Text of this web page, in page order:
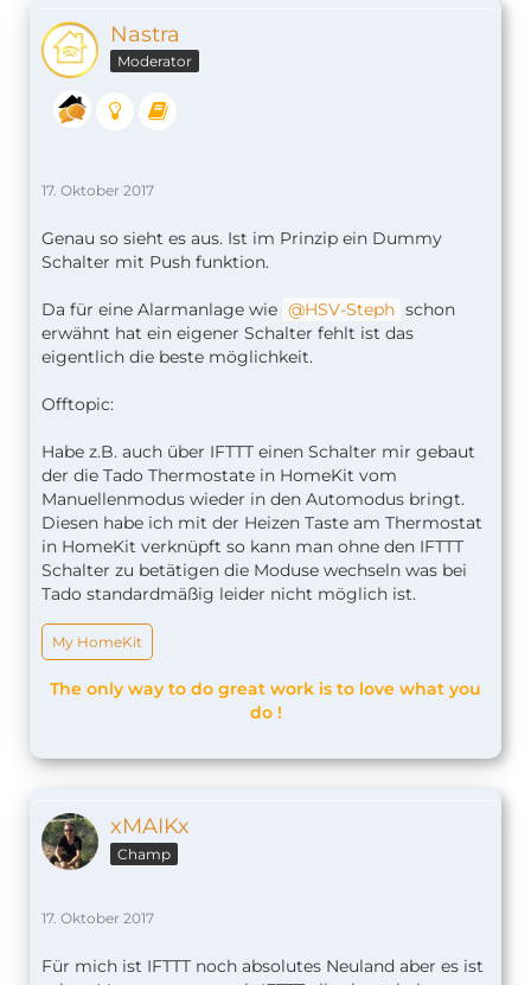
Nastra
Moderator
17. Oktober 2017
Genau so sieht es aus. Ist im Prinzip ein Dummy
Schalter mit Push funktion.
Da für eine Alarmanlage wie HSV-Steph schon
erwähnt hat ein eigener Schalter fehlt ist das
eigentlich die beste möglichkeit.
Offtopic:
Habe z.B. auch über IFTTT einen Schalter mir gebaut
der die Tado Thermostate in HomeKit vom
Manuellenmodus wieder in den Automodus bringt.
Diesen habe ich mit der Heizen Taste am Thermostat
in HomeKit verknüpft so kann man ohne den IFTTT
Schalter zu betätigen die Moduse wechseln was bei
Tado standardmäßig leider nicht möglich ist.
My HomeKit
The only way to do great work is to love what you
do !
xMAIKx
Champ
17. Oktober 2017
Für mich ist IFTTT noch absolutes Neuland aber es ist